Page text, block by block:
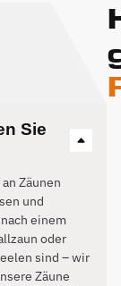
Sie
Zäunen
und
einem
oder
sind – wir
Zäune